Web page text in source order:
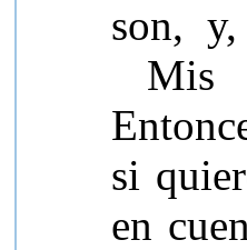
son,
Mis
si
en